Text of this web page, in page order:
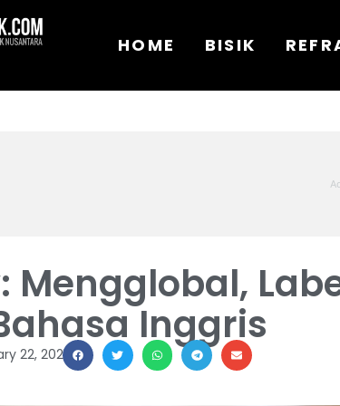
HOME BISIK
Mengglobal,
Inggris
22, 2025